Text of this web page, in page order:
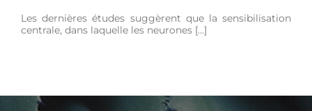
Les dernières études suggèrent que la sensibilisation
centrale, dans laquelle les neurones […]